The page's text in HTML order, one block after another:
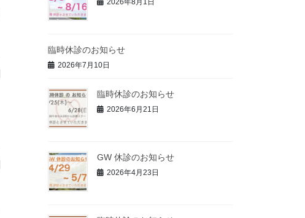
臨時休診のお知らせ
2026年7月10日
臨時休診のお知らせ
2026年6月21日
GW 休診のお知らせ
2026年4月23日